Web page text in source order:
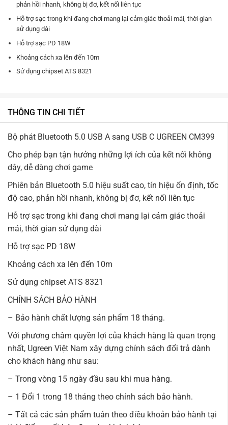
phản hồi nhanh, không bị đơ, kết nối liên tục
Hỗ trợ sạc trong khi đang chơi mang lại cảm giác thoải mái, thời gian
sử dụng dài
Hỗ trợ sạc PD 18W
Khoảng cách xa lên đến 10m
Sử dụng chipset ATS 8321
THÔNG TIN CHI TIẾT
Bộ phát Bluetooth 5.0 USB A sang USB C UGREEN CM399
Cho phép bạn tận hưởng những lợi ích của kết nối không
dây, dễ dàng chơi game
Phiên bản Bluetooth 5.0 hiệu suất cao, tín hiệu ổn định, tốc
độ cao, phản hồi nhanh, không bị đơ, kết nối liên tục
Hỗ trợ sạc trong khi đang chơi mang lại cảm giác thoải
mái, thời gian sử dụng dài
Hỗ trợ sạc PD 18W
Khoảng cách xa lên đến 10m
Sử dụng chipset ATS 8321
CHÍNH SÁCH BẢO HÀNH
– Bảo hành chất lượng sản phẩm 18 tháng.
Với phương châm quyền lợi của khách hàng là quan trọng
nhất, Ugreen Việt Nam xây dựng chính sách đổi trả dành
cho khách hàng như sau:
– Trong vòng 15 ngày đầu sau khi mua hàng.
– 1 Đổi 1 trong 18 tháng theo chính sách bảo hành.
– Tất cả các sản phẩm tuân theo điều khoản bảo hành tại